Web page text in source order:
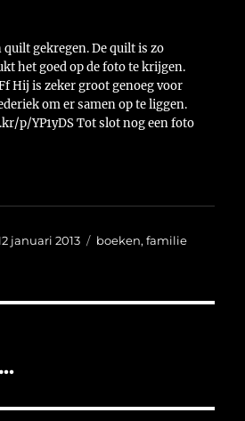
gekregen. De quilt is zo
het goed op de foto te krijgen.
Hij is zeker groot genoeg voor
om er samen op te liggen.
p/YP1yDS Tot slot nog een foto
januari 2013 Categorieën
boeken,familie